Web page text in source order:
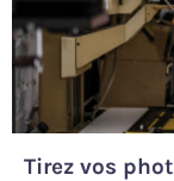
Tirez vos